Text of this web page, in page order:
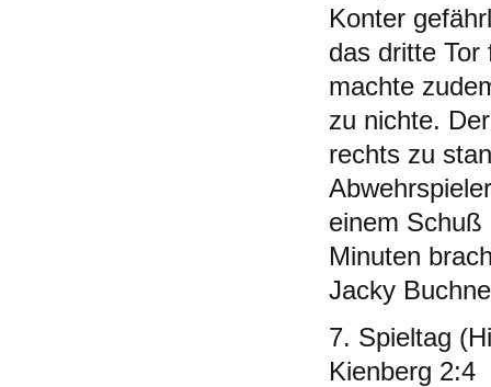
Konter
das dritte
machte
zu nichte.
rechts zu
einem Schuß
Minuten
Jacky
7. Spieltag
Kienberg 2:4